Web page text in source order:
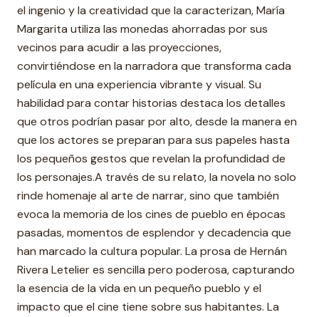
el ingenio y la creatividad que la caracterizan, María
Margarita utiliza las monedas ahorradas por sus
vecinos para acudir a las proyecciones,
convirtiéndose en la narradora que transforma cada
película en una experiencia vibrante y visual. Su
habilidad para contar historias destaca los detalles
que otros podrían pasar por alto, desde la manera en
que los actores se preparan para sus papeles hasta
los pequeños gestos que revelan la profundidad de
los personajes.A través de su relato, la novela no solo
rinde homenaje al arte de narrar, sino que también
evoca la memoria de los cines de pueblo en épocas
pasadas, momentos de esplendor y decadencia que
han marcado la cultura popular. La prosa de Hernán
Rivera Letelier es sencilla pero poderosa, capturando
la esencia de la vida en un pequeño pueblo y el
impacto que el cine tiene sobre sus habitantes. La